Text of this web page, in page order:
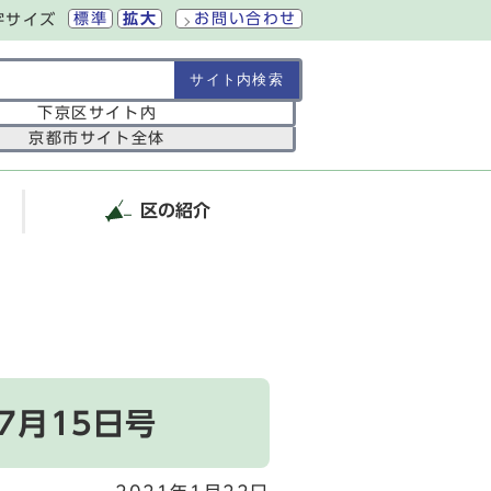
サイズ 標準 拡大 お問い合わせ
囲
下京区サイト内
京都市サイト全体
区の紹介
月15日号